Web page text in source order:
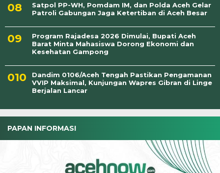
Satpol PP-WH, Pomdam IM, dan Polda Aceh Gelar
Patroli Gabungan Jaga Ketertiban di Aceh Besar
Program Rajadesa 2026 Dimulai, Bupati Aceh
Barat Minta Mahasiswa Dorong Ekonomi dan
Kesehatan Gampong
Dandim 0106/Aceh Tengah Pastikan Pengamanan
VVIP Maksimal, Kunjungan Wapres Gibran di Linge
Berjalan Lancar
PAPAN INFORMASI